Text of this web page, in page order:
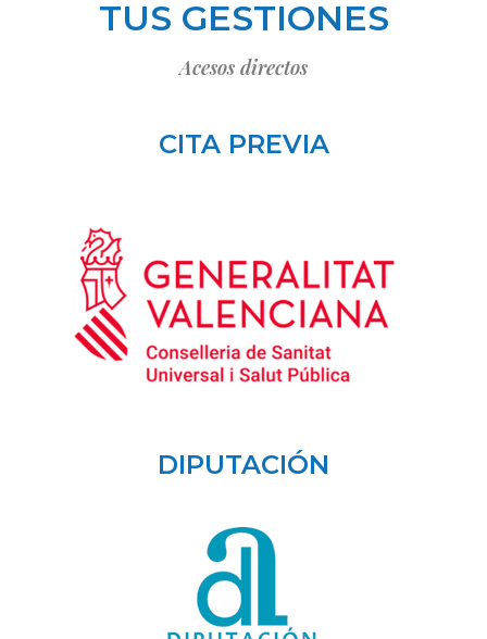
TUS GESTIONES
Acesos directos
CITA PREVIA
DIPUTACIÓN